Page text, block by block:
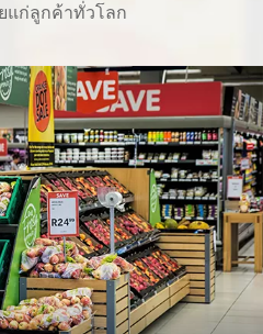
แก่ลูกค้าทั่วโลก